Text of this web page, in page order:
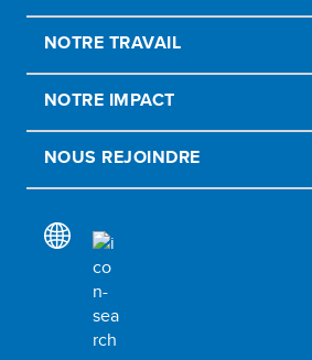
NOTRE TRAVAIL
NOTRE IMPACT
NOUS REJOINDRE